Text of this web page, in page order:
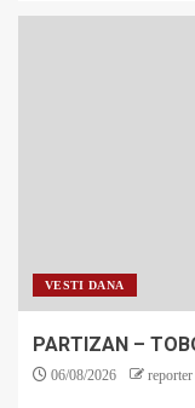
VESTI DANA
PARTIZAN –
06/08/2026 reporter